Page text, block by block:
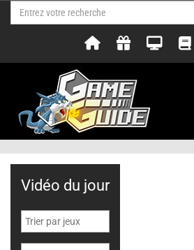
Vidéo du jour